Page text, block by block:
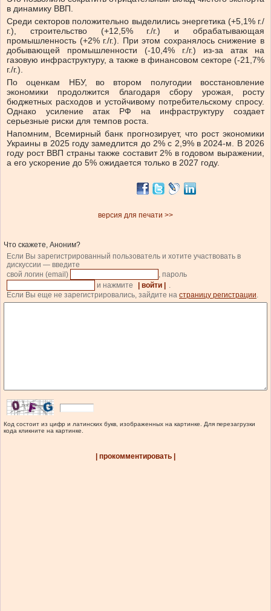
в динамику ВВП.
Среди секторов положительно выделились энергетика (+5,1% г./
г.), строительство (+12,5% г./г.) и обрабатывающая
промышленность (+2% г./г.). При этом сохранялось снижение в
добывающей промышленности (-10,4% г./г.) из-за атак на
газовую инфраструктуру, а также в финансовом секторе (-21,7%
г./г.).
По оценкам НБУ, во втором полугодии восстановление
экономики продолжится благодаря сбору урожая, росту
бюджетных расходов и устойчивому потребительскому спросу.
Однако усиление атак РФ на инфраструктуру создает
серьезные риски для темпов роста.
Напомним, Всемирный банк прогнозирует, что рост экономики
Украины в 2025 году замедлится до 2% с 2,9% в 2024-м. В 2026
году рост ВВП страны также составит 2% в годовом выражении,
а его ускорение до 5% ожидается только в 2027 году.
версия для печати >>
Что скажете, Аноним?
Если Вы зарегистрированный пользователь и хотите участвовать в
дискуссии — введите
свой логин (email)
, пароль
и нажмите
| войти |
.
Если Вы еще не зарегистрировались, зайдите на страницу регистрации.
Код состоит из цифр и латинских букв, изображенных на картинке. Для перезагрузки
кода кликните на картинке.
| прокомментировать |